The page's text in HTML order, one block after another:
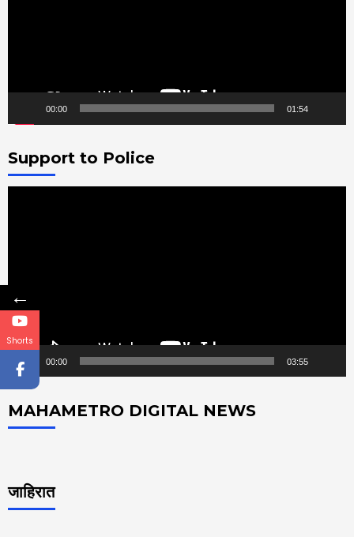
00:00 01:54
Support to Police
00:00 03:55
MAHAMETRO DIGITAL NEWS
जाहिरात
←
Shorts